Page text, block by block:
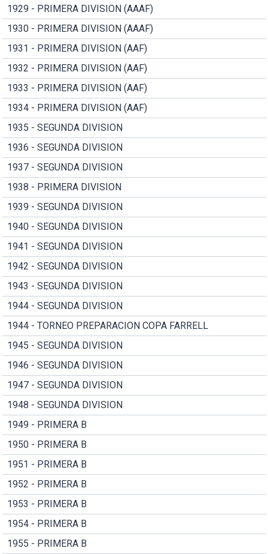
1929 - PRIMERA DIVISION (AAAF)
1930 - PRIMERA DIVISION (AAAF)
1931 - PRIMERA DIVISION (AAF)
1932 - PRIMERA DIVISION (AAF)
1933 - PRIMERA DIVISION (AAF)
1934 - PRIMERA DIVISION (AAF)
1935 - SEGUNDA DIVISION
1936 - SEGUNDA DIVISION
1937 - SEGUNDA DIVISION
1938 - PRIMERA DIVISION
1939 - SEGUNDA DIVISION
1940 - SEGUNDA DIVISION
1941 - SEGUNDA DIVISION
1942 - SEGUNDA DIVISION
1943 - SEGUNDA DIVISION
1944 - SEGUNDA DIVISION
1944 - TORNEO PREPARACION COPA FARRELL
1945 - SEGUNDA DIVISION
1946 - SEGUNDA DIVISION
1947 - SEGUNDA DIVISION
1948 - SEGUNDA DIVISION
1949 - PRIMERA B
1950 - PRIMERA B
1951 - PRIMERA B
1952 - PRIMERA B
1953 - PRIMERA B
1954 - PRIMERA B
1955 - PRIMERA B